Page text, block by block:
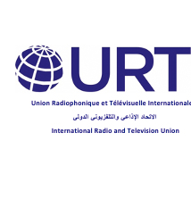
contenu
principal